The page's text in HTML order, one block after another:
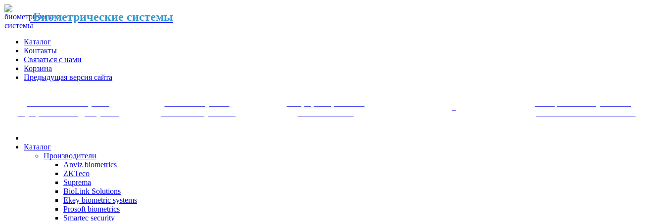
Биометрические системы
Каталог
Контакты
Связаться с нами
Корзина
Предыдущая версия сайта
Каталог
Производители
Anviz biometrics
ZKTeco
Suprema
BioLink Solutions
Ekey biometric systems
Prosoft biometrics
Smartec security